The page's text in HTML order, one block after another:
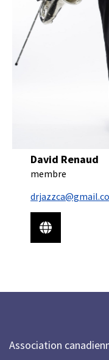
David Renaud
membre
Association